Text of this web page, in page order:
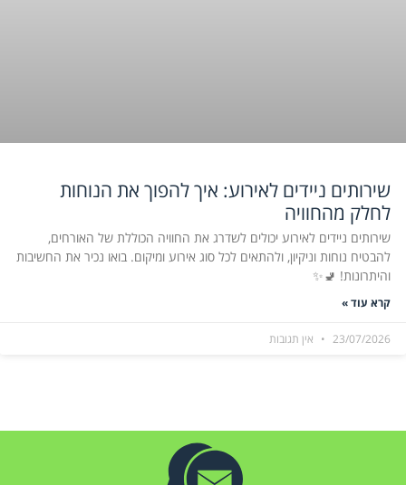
שירותים ניידים לאירוע: איך להפוך את הנוחות
לחלק מהחוויה
שירותים ניידים לאירוע יכולים לשדרג את החוויה הכוללת של האורחים,
להבטיח נוחות וניקיון, ולהתאים לכל סוג אירוע ומיקום. בואו נכיר את החשיבות
והיתרונות! 🚽✨
קרא עוד »
23/07/2026 אין תגובות